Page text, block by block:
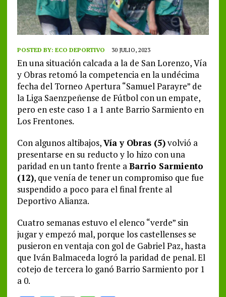
POSTED BY: ECO DEPORTIVO 30 JULIO, 2023
En una situación calcada a la de San Lorenzo, Vía
y Obras retomó la competencia en la undécima
fecha del Torneo Apertura “Samuel Parayre” de
la Liga Saenzpeñense de Fútbol con un empate,
pero en este caso 1 a 1 ante Barrio Sarmiento en
Los Frentones.
Con algunos altibajos,Vía y Obras (5)volvió a
presentarse en su reducto y lo hizo con una
paridad en un tanto frente aBarrio Sarmiento
(12), que venía de tener un compromiso que fue
suspendido a poco para el final frente al
Deportivo Alianza.
Cuatro semanas estuvo el elenco “verde” sin
jugar y empezó mal, porque los castellenses se
pusieron en ventaja con gol de Gabriel Paz, hasta
que Iván Balmaceda logró la paridad de penal. El
cotejo de tercera lo ganó Barrio Sarmiento por 1
a 0.